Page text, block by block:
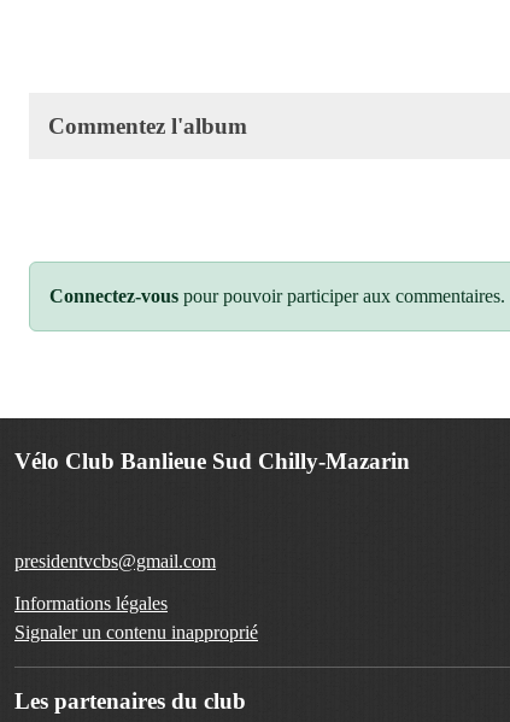
Commentez l'album
Connectez-vous pour pouvoir participer aux commentaires.
Vélo Club Banlieue Sud Chilly-Mazarin
presidentvcbs@gmail.com
Informations légales
Signaler un contenu inapproprié
Les partenaires du club